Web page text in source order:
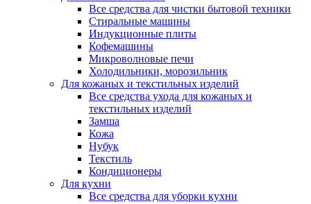
Все средства для чистки бытовой техники
Стиральные машины
Индукционные плиты
Кофемашины
Микроволновые печи
Холодильники, морозильник
Для кожаных и текстильных изделий
Все средства ухода для кожаных и
текстильных изделий
Замша
Кожа
Нубук
Текстиль
Кондиционеры
Для кухни
Все средства для уборки кухни